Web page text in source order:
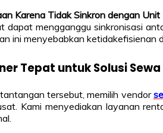
Karena Tidak Sinkron dengan
dapat mengganggu sinkronisasi
ini menyebabkan ketidakefisienan
Tepat untuk Solusi
tersebut, memilih vendor
Kami menyediakan layanan